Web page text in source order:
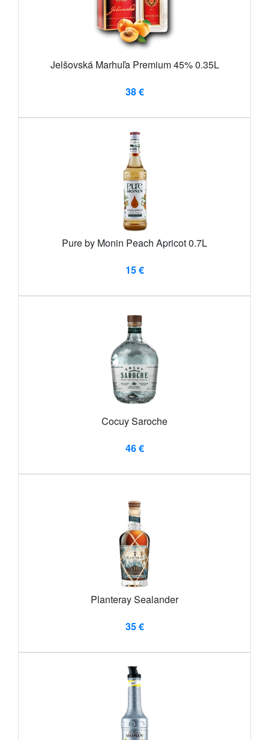
Jelšovská Marhuľa Premium 45% 0.35L
38 €
Pure by Monin Peach Apricot 0.7L
15 €
Cocuy Saroche
46 €
Planteray Sealander
35 €